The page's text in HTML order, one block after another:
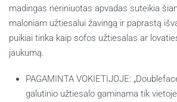
madingas nėriniuotas apvadas suteikia
maloniam užtiesalui žavingą ir paprastą
puikiai tinka kaip sofos užtiesalas ar
jaukumą.
PAGAMINTA VOKIETIJOJE:
galutinio užtiesalo gaminama tik